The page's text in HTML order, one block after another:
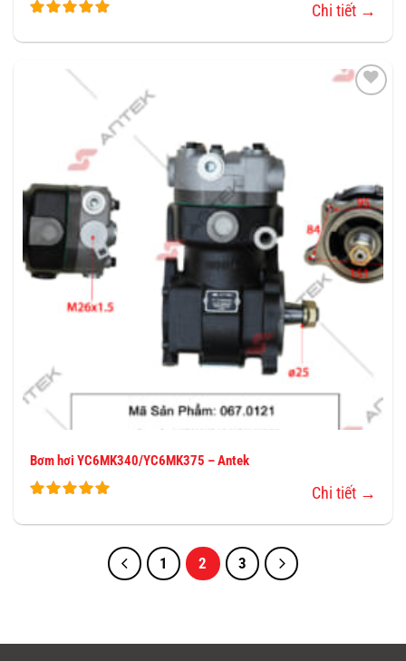
Chi tiết →
Bơm hơi YC6MK340/YC6MK375 – Antek
Chi tiết →
1 2 3